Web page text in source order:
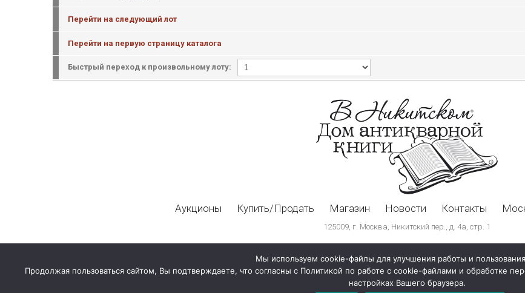
Перейти на следующий лот
Перейти на первую страницу каталога
Быстрый переход к произвольному лоту:
Аукционы Купить/Продать Магазин Новости Контакты
125009, г. Москва, Никитский пер., д. 4а, стр. 1
Мы используем cookie-файлы для улучшения работы и
Продолжая пользоваться сайтом, Вы подтверждаете, что согласны с Политикой по работе с cookie-файлами и обработке
настройках Вашего браузера.